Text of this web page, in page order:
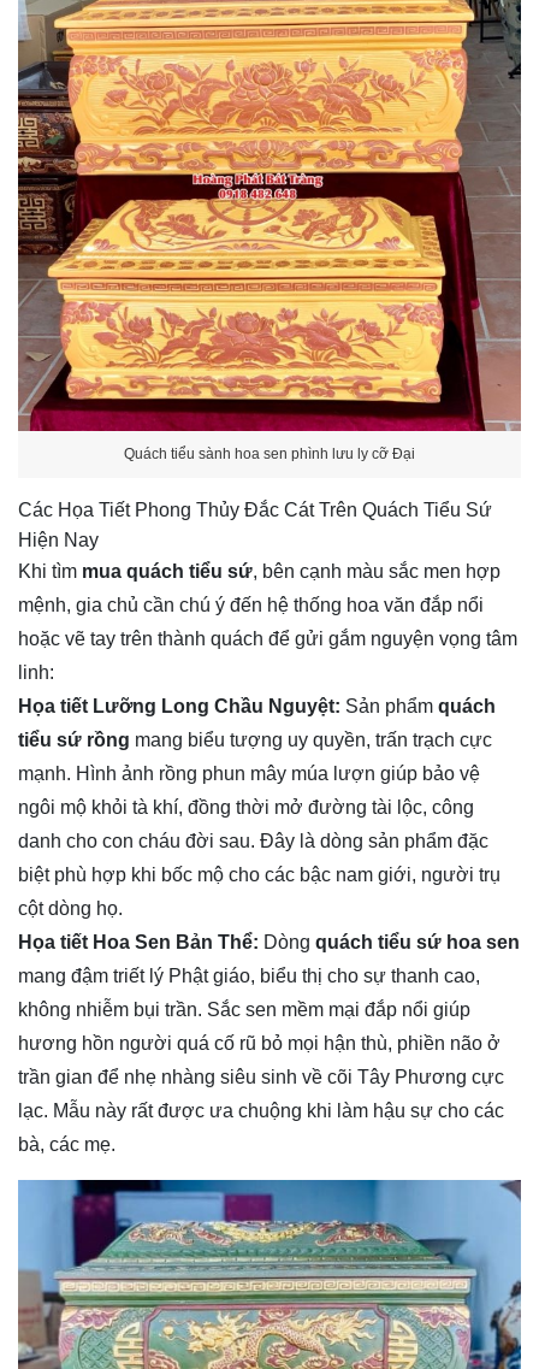
Quách tiểu sành hoa sen phình lưu ly cỡ Đại
Các Họa Tiết Phong Thủy Đắc Cát Trên Quách Tiểu Sứ
Hiện Nay
Khi tìm mua quách tiểu sứ, bên cạnh màu sắc men hợp
mệnh, gia chủ cần chú ý đến hệ thống hoa văn đắp nổi
hoặc vẽ tay trên thành quách để gửi gắm nguyện vọng tâm
linh:
Họa tiết Lưỡng Long Chầu Nguyệt: Sản phẩm quách
tiểu sứ rồng mang biểu tượng uy quyền, trấn trạch cực
mạnh. Hình ảnh rồng phun mây múa lượn giúp bảo vệ
ngôi mộ khỏi tà khí, đồng thời mở đường tài lộc, công
danh cho con cháu đời sau. Đây là dòng sản phẩm đặc
biệt phù hợp khi bốc mộ cho các bậc nam giới, người trụ
cột dòng họ.
Họa tiết Hoa Sen Bản Thể: Dòng quách tiểu sứ hoa sen
mang đậm triết lý Phật giáo, biểu thị cho sự thanh cao,
không nhiễm bụi trần. Sắc sen mềm mại đắp nổi giúp
hương hồn người quá cố rũ bỏ mọi hận thù, phiền não ở
trần gian để nhẹ nhàng siêu sinh về cõi Tây Phương cực
lạc. Mẫu này rất được ưa chuộng khi làm hậu sự cho các
bà, các mẹ.